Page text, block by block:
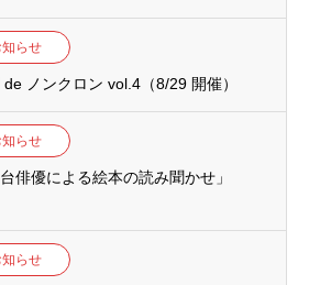
知らせ
de ノンクロン vol.4（8/29 開催）
知らせ
俳優による絵本の読み聞かせ」
知らせ